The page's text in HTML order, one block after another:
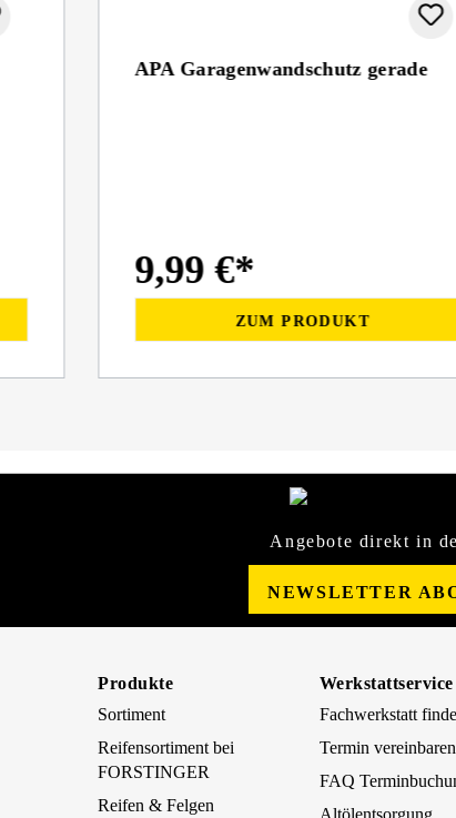
APA Garagenwandschutz gerade
9,99 €*
ZUM PRODUKT
Angebote direkt in
NEWSLETTER
Produkte
Sortiment
Reifensortiment bei
FORSTINGER
Reifen & Felgen
Werkstattservice
Fachwerkstatt
Termin vereinbaren
FAQ